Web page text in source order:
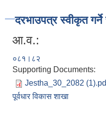
दरभाउपत्र स्वीकृत
आ.व.:
०८१।८२
Supporting Documents:
Jestha_30_2082
पूर्वधार विकास शाखा